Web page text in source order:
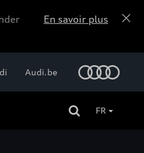
En savoir plus
Audi.be
FR